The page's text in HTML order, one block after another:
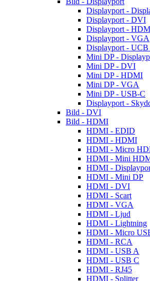
Displayport -
Displayport - DVI
Displayport -
Displayport - VGA
Displayport - UCB
Mini DP -
Mini DP - DVI
Mini DP - HDMI
Mini DP - VGA
Mini DP - USB-C
Displayport -
Bild - DVI
Bild - HDMI
HDMI - EDID
HDMI - HDMI
HDMI - Micro
HDMI - Mini
HDMI -
HDMI - Mini DP
HDMI - DVI
HDMI - Scart
HDMI - VGA
HDMI - Ljud
HDMI - Lightning
HDMI - Micro
HDMI - RCA
HDMI - USB A
HDMI - USB C
HDMI - RJ45
HDMI - Splitter